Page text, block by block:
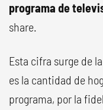
programa de
share.
Esta cifra surge de
es la cantidad de
programa, por la